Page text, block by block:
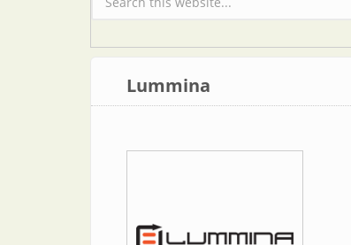
Formulario de búsqueda
Lummina